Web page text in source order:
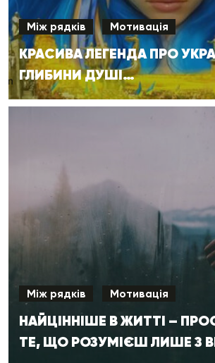
Між рядків Мотивація
КРАСИВА ЛЕГЕНДА ПРО
ГЛИБИНИ ДУШІ…
Між рядків Мотивація
НАЙЦІННІШЕ В ЖИТТІ –
ТЕ, ЩО РОЗУМІЄШ ЛИШЕ З